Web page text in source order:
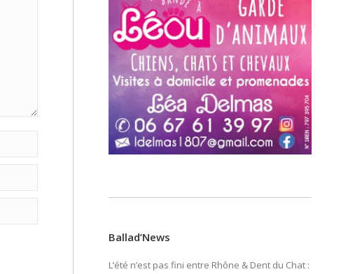
Ballad’News
L’été n’est pas fini entre Rhône & Dent du Chat :